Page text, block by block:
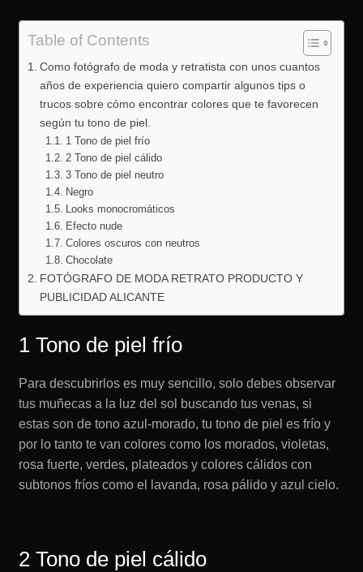
Table of Contents
Como fotógrafo de moda y retratista con unos cuantos
años de experiencia quiero compartir algunos tips o
trucos sobre cómo encontrar colores que te favorecen
según tu tono de piel.
1 Tono de piel frío
2 Tono de piel cálido
3 Tono de piel neutro
Negro
Looks monocromáticos
Efecto nude
Colores oscuros con neutros
Chocolate
FOTÓGRAFO DE MODA RETRATO PRODUCTO Y
PUBLICIDAD ALICANTE
1 Tono de piel frío
Para descubrirlos es muy sencillo, solo debes observar
tus muñecas a la luz del sol buscando tus venas, si
estas son de tono azul-morado, tu tono de piel es frío y
por lo tanto te van colores como los morados, violetas,
rosa fuerte, verdes, plateados y colores cálidos con
subtonos fríos como el lavanda, rosa pálido y azul cielo.
2 Tono de piel cálido